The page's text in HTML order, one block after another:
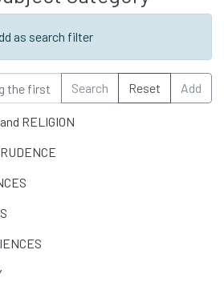
as search filter
Search Reset Add
RELIGION